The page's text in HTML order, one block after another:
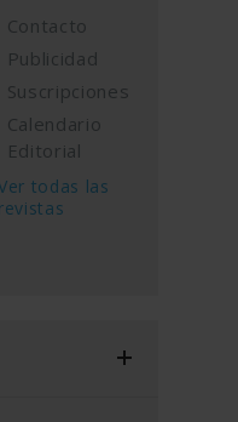
Contacto
Publicidad
Suscripciones
Calendario
Editorial
todas las
revistas